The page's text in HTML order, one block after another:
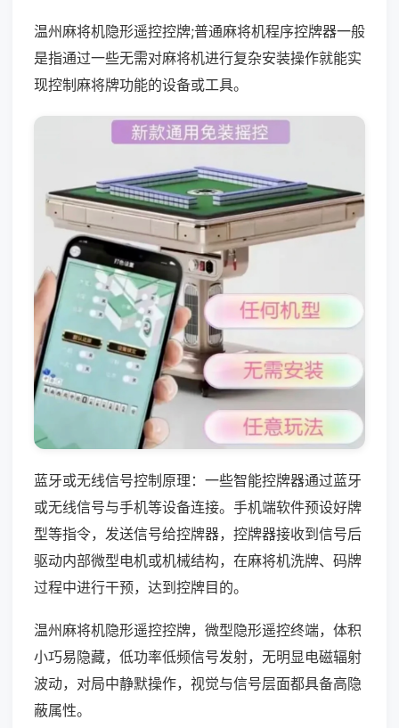
温州麻将机隐形遥控控牌;普通麻将机程序控牌器一般
是指通过一些无需对麻将机进行复杂安装操作就能实
现控制麻将牌功能的设备或工具。
蓝牙或无线信号控制原理：一些智能控牌器通过蓝牙
或无线信号与手机等设备连接。手机端软件预设好牌
型等指令，发送信号给控牌器，控牌器接收到信号后
驱动内部微型电机或机械结构，在麻将机洗牌、码牌
过程中进行干预，达到控牌目的。
温州麻将机隐形遥控控牌，微型隐形遥控终端，体积
小巧易隐藏，低功率低频信号发射，无明显电磁辐射
波动，对局中静默操作，视觉与信号层面都具备高隐
蔽属性。